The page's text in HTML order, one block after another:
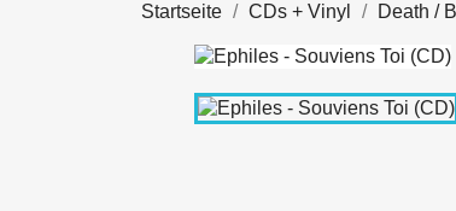
Startseite CDs + Vinyl Death /